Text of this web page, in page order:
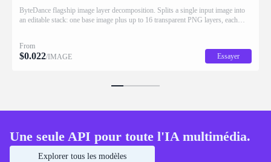
ByteDance flagship image layer decomposition. Splits a single input image into
an editable stack: one base image plus up to 16 transparent PNG layers, each
From
$0.022/IMAGE Essayer
Une seule API pour toute l'IA multimédia.
Explorer tous les modèles